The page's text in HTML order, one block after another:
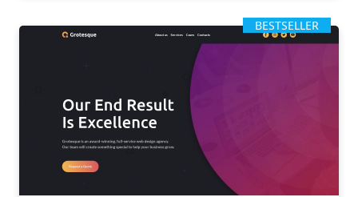
BESTSELLER